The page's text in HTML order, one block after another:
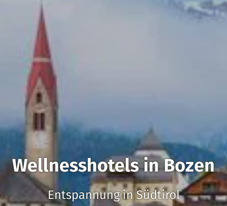
Wellnesshotels in Bozen
Entspannung in Südtirol